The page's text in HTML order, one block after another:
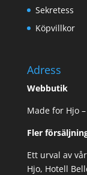
Sekretess
Köpvillkor
Adress
Webbutik
Made for Hjo
Fler
Ett urval av
Hjo, Hotell